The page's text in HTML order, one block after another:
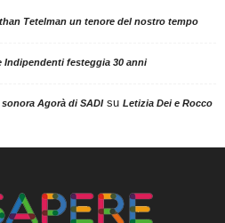
Tetelman un tenore del nostro tempo
Indipendenti festeggia 30 anni
Agorà di SADIsu Letizia Dei e Rocco